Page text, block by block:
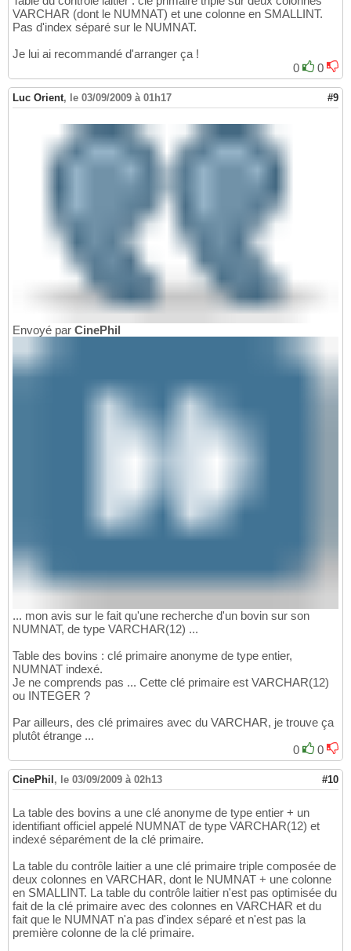
VARCHAR (dont le NUMNAT) et une colonne en SMALLINT.
Pas d'index séparé sur le NUMNAT.
Je lui ai recommandé d'arranger ça !
0
0
Luc Orient, le 03/09/2009 à 01h17 #9
Envoyé par CinePhil
... mon avis sur le fait qu'une recherche d'un bovin sur son
NUMNAT, de type VARCHAR(12) ...
Table des bovins : clé primaire anonyme de type entier,
NUMNAT indexé.
Je ne comprends pas ... Cette clé primaire est VARCHAR(12)
ou INTEGER ?
Par ailleurs, des clé primaires avec du VARCHAR, je trouve ça
plutôt étrange ...
0
0
CinePhil , le 03/09/2009 à 02h13 #10
La table des bovins a une clé anonyme de type entier + un
identifiant officiel appelé NUMNAT de type VARCHAR(12) et
indexé séparément de la clé primaire.
La table du contrôle laitier a une clé primaire triple composée de
deux colonnes en VARCHAR, dont le NUMNAT + une colonne
en SMALLINT. La table du contrôle laitier n'est pas optimisée du
fait de la clé primaire avec des colonnes en VARCHAR et du
fait que le NUMNAT n'a pas d'index séparé et n'est pas la
première colonne de la clé primaire.